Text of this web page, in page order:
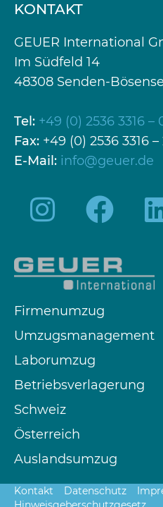
KONTAKT
GEUER International
Im Südfeld 14
48308 Senden-Bösensell
Tel: +49 (0) 2536 3316 –
Fax: +49 (0) 2536 3316 –
E-Mail: info@geuer.de
Firmenumzug
Umzugsmanagement
Laborumzug
Betriebsverlagerung
Schweiz
Österreich
Auslandsumzug
Kontakt Datenschutz